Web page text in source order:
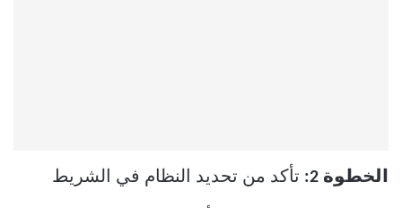
الخطوة 2: تأكد من تحديد النظام في الشريط